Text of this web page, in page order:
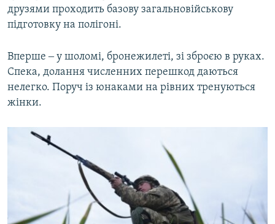
друзями проходить базову загальновійськову
підготовку на полігоні.
Вперше ‒ у шоломі, бронежилеті, зі зброєю в руках.
Спека, долання численних перешкод даються
нелегко. Поруч із юнаками на рівних тренуються
жінки.